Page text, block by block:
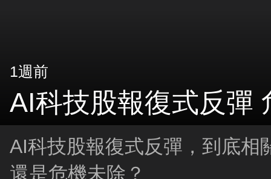
1週前
AI科技股報復式反彈
AI科技股報復式反彈，到底相
還是危機未除？